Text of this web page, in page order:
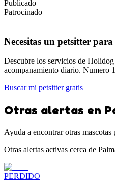
Publicado
Patrocinado
Necesitas un petsitter
Descubre los servicios de
acompanamiento diario. Numero
Buscar mi petsitter gratis
Otras alertas en
Ayuda a encontrar otras mascotas
Otras alertas activas cerca de
PERDIDO